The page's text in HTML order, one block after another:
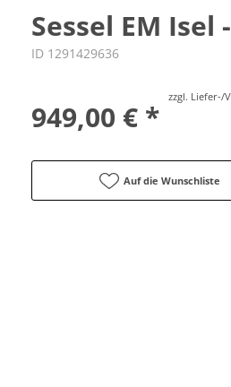
Sessel EM Isel
ID 1291429636
949,00 € *
zzgl. Liefer-/
Auf die Wunschliste